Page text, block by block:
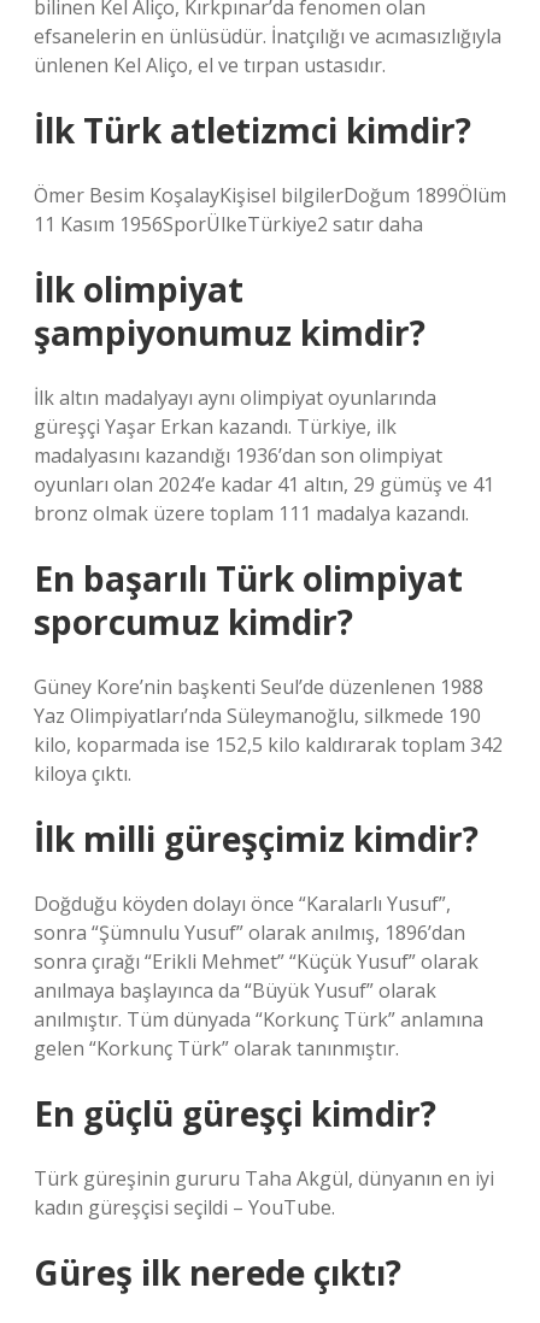
bilinen Kel Aliço, Kırkpınar’da fenomen olan
efsanelerin en ünlüsüdür. İnatçılığı ve acımasızlığıyla
ünlenen Kel Aliço, el ve tırpan ustasıdır.
İlk Türk atletizmci kimdir?
Ömer Besim KoşalayKişisel bilgilerDoğum 1899Ölüm
11 Kasım 1956SporÜlkeTürkiye2 satır daha
İlk olimpiyat
şampiyonumuz kimdir?
İlk altın madalyayı aynı olimpiyat oyunlarında
güreşçi Yaşar Erkan kazandı. Türkiye, ilk
madalyasını kazandığı 1936’dan son olimpiyat
oyunları olan 2024’e kadar 41 altın, 29 gümüş ve 41
bronz olmak üzere toplam 111 madalya kazandı.
En başarılı Türk olimpiyat
sporcumuz kimdir?
Güney Kore’nin başkenti Seul’de düzenlenen 1988
Yaz Olimpiyatları’nda Süleymanoğlu, silkmede 190
kilo, koparmada ise 152,5 kilo kaldırarak toplam 342
kiloya çıktı.
İlk milli güreşçimiz kimdir?
Doğduğu köyden dolayı önce “Karalarlı Yusuf”,
sonra “Şümnulu Yusuf” olarak anılmış, 1896’dan
sonra çırağı “Erikli Mehmet” “Küçük Yusuf” olarak
anılmaya başlayınca da “Büyük Yusuf” olarak
anılmıştır. Tüm dünyada “Korkunç Türk” anlamına
gelen “Korkunç Türk” olarak tanınmıştır.
En güçlü güreşçi kimdir?
Türk güreşinin gururu Taha Akgül, dünyanın en iyi
kadın güreşçisi seçildi – YouTube.
Güreş ilk nerede çıktı?